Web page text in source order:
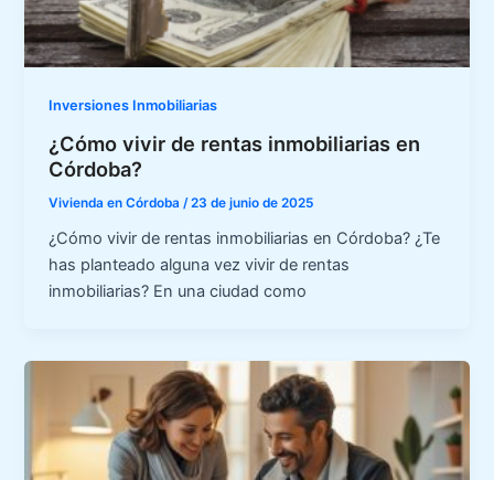
Inversiones Inmobiliarias
¿Cómo vivir de rentas inmobiliarias en
Córdoba?
Vivienda en Córdoba /23 de junio de 2025
¿Cómo vivir de rentas inmobiliarias en Córdoba? ¿Te
has planteado alguna vez vivir de rentas
inmobiliarias? En una ciudad como